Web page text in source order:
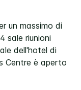
un massimo di
sale riunioni
dell'hotel di
Centre è aperto